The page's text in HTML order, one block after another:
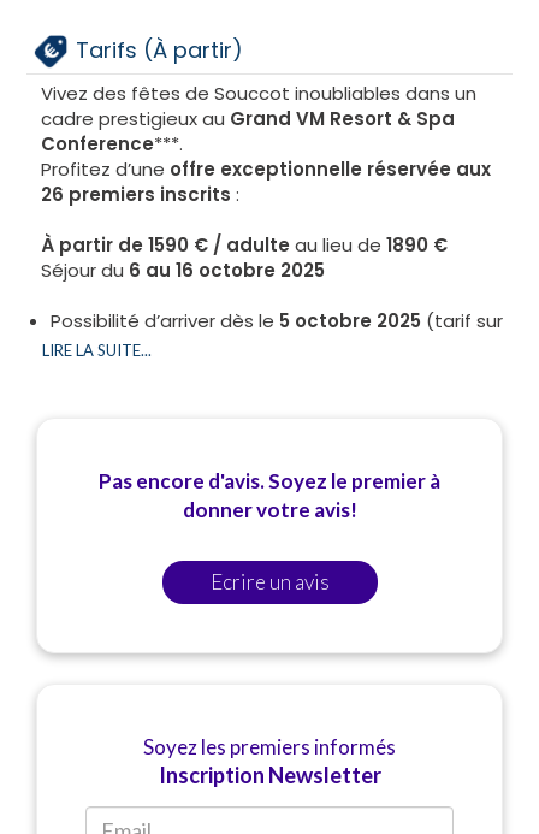
Pour votre confort,
Kosher Trip organise vos
transferts (avec supplément) et vous
accompagne dans le choix de vos vols, afin de vous
garantir un voyage sans stress et une arrivée en
toute sérénité.
Tarifs (À partir)
Vivez des fêtes de Souccot inoubliables dans un
cadre prestigieux au Grand VM Resort & Spa
Conference***.
Profitez d’une offre exceptionnelle réservée aux
26 premiers inscrits :
À partir de 1590 € / adulte au lieu de 1890 €
Séjour du 6 au 16 octobre 2025
Possibilité d’arriver dès le 5 octobre 2025 (tarif sur
demande). ou à la Semaine.
LIRE LA SUITE...
Pas encore d'avis. Soyez le premier à
donner votre avis!
Ecrire un avis
Soyez les premiers informés
Inscription Newsletter